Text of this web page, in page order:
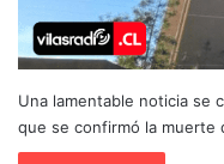
Una lamentable noticia se
que se confirmó la